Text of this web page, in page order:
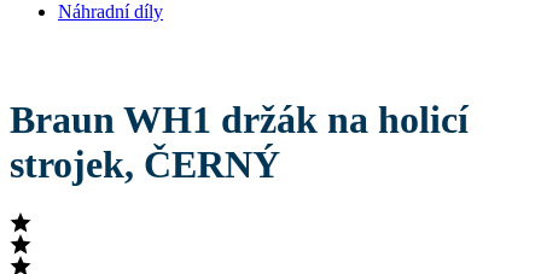
Náhradní díly
Braun WH1 držák na holicí
strojek, ČERNÝ